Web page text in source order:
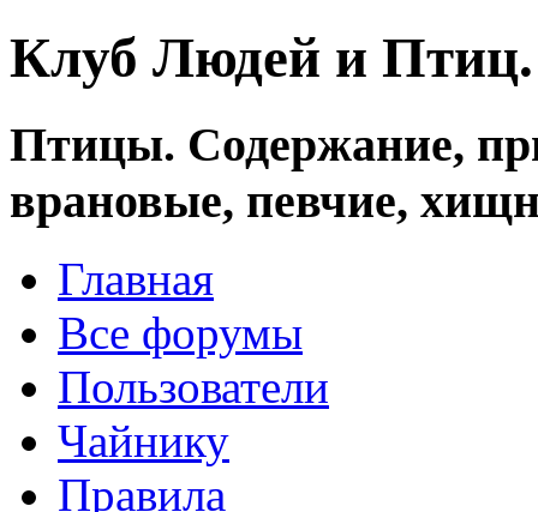
Клуб Людей и
Птицы. Содержание,
врановые, певчие,
Главная
Все форумы
Пользователи
Чайнику
Правила